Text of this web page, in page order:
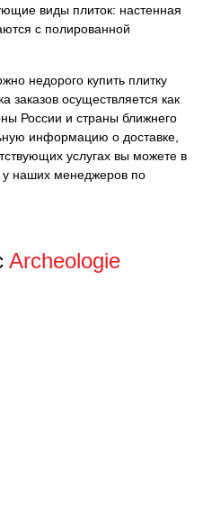
виды плиток: настенная
с полированной
недорого купить плитку
заказов осуществляется как
России и страны ближнего
информацию о доставке,
услугах вы можете в
у наших менеджеров по
Archeologie